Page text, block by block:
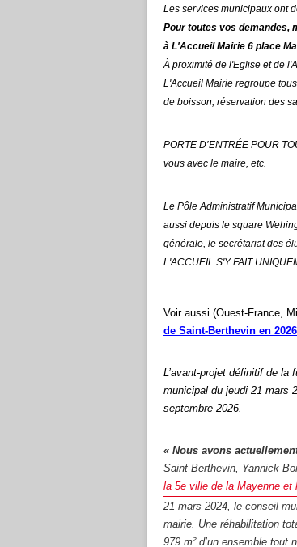
Les services municipaux ont
Pour toutes vos demandes,
à L'Accueil Mairie 6 place
À proximité de l'Eglise et de
L'Accueil Mairie regroupe
de boisson, réservation des
PORTE D’ENTRÉE POUR
vous avec le maire, etc.
Le Pôle Administratif
aussi depuis le square
générale, le secrétariat des
L'ACCUEIL S'Y FAIT
Voir aussi (Ouest-France,
de Saint-Berthevin en 2026
L’avant-projet définitif de la
municipal du jeudi 21 mars
septembre 2026.
« Nous avons
Saint-Berthevin, Yannick
la 5e ville de la Mayenne et
21 mars 2024, le conseil
mairie. Une réhabilitation
979 m² d’un ensemble tout